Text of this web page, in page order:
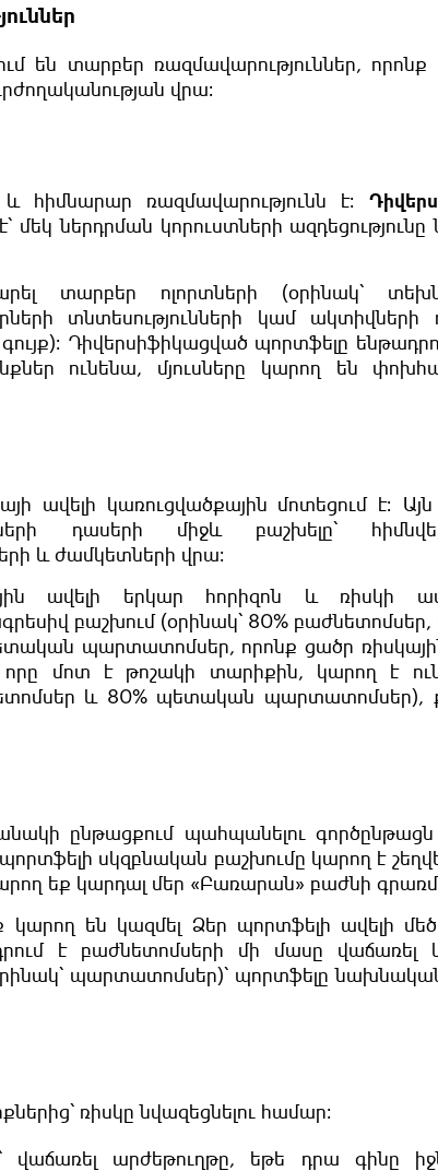
են տարբեր ռազմավարություններ, որոնք
վրա։
ռազմավարությունն է։
ներդրման կորուստների ազդեցությունը
տարբեր ոլորտների (օրինակ՝
տնտեսությունների կամ ակտիվների
Դիվերսիֆիկացված պորտֆելը
ունենա, մյուսները կարող են
ավելի կառուցվածքային մոտեցում է։
դասերի միջև բաշխելը՝
և ժամկետների վրա։
ավելի երկար հորիզոն և ռիսկի
բաշխում (օրինակ՝ 80% բաժնետոմսեր,
պարտատոմսեր, որոնք ցածր
մոտ է թոշակի տարիքին, կարող է
և 80% պետական պարտատոմսեր),
ընթացքում պահպանելու
սկզբնական բաշխումը կարող է
եք կարդալ մեր «Բառարան» բաժնի
են կազմել Ձեր պորտֆելի ավելի
է բաժնետոմսերի մի մասը
պարտատոմսեր)՝ պորտֆելը
ռիսկը նվազեցնելու համար։
արժեթուղթը, եթե դրա գինը